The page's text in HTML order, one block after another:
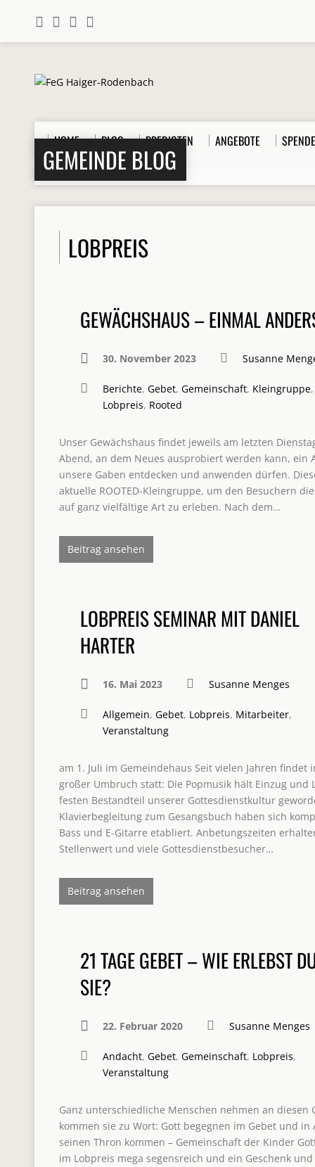
HOME BLOG PREDIGTEN ANGEBOTE
GEMEINDE BLOG
Home> Beiträge > Lobpreis
LOBPREIS
GEWÄCHSHAUS – EINMAL
30. November 2023 Susanne
Berichte, Gebet, Gemeinschaft, Kleingruppe,
Lobpreis, Rooted
Unser Gewächshaus findet jeweils am letzten
Abend, an dem Neues ausprobiert werden kann, ein
unsere Gaben entdecken und anwenden dürfen.
aktuelle ROOTED-Kleingruppe, um den Besuchern
auf ganz vielfältige Art zu erleben. Nach dem…
Beitrag ansehen
LOBPREIS SEMINAR MIT DANIEL
HARTER
16. Mai 2023 Susanne Menges
Allgemein, Gebet, Lobpreis, Mitarbeiter,
Veranstaltung
am 1. Juli im Gemeindehaus Seit vielen Jahren findet
großer Umbruch statt: Die Popmusik hält Einzug und
festen Bestandteil unserer Gottesdienstkultur
Klavierbegleitung zum Gesangsbuch haben sich
Bass und E-Gitarre etabliert. Anbetungszeiten
Stellenwert und viele Gottesdienstbesucher…
Beitrag ansehen
21 TAGE GEBET – WIE ERLEBST
SIE?
22. Februar 2020 Susanne Menges
Andacht, Gebet, Gemeinschaft, Lobpreis,
Veranstaltung
Ganz unterschiedliche Menschen nehmen an diesen
kommen sie zu Wort: Gott begegnen im Gebet und
seinen Thron kommen – Gemeinschaft der Kinder
im Lobpreis mega segensreich und ein Geschenk